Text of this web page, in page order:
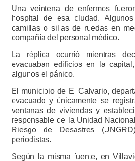
Una veintena de enfermos
hospital de esa ciudad.
camillas o sillas de ruedas en
compañía del personal médico.
La réplica ocurrió mientras
evacuaban edificios en la
algunos el pánico.
El municipio de El Calvario,
evacuado y únicamente se
ventanas de viviendas y
responsable de la Unidad
Riesgo de Desastres
periodistas.
Según la misma fuente, en